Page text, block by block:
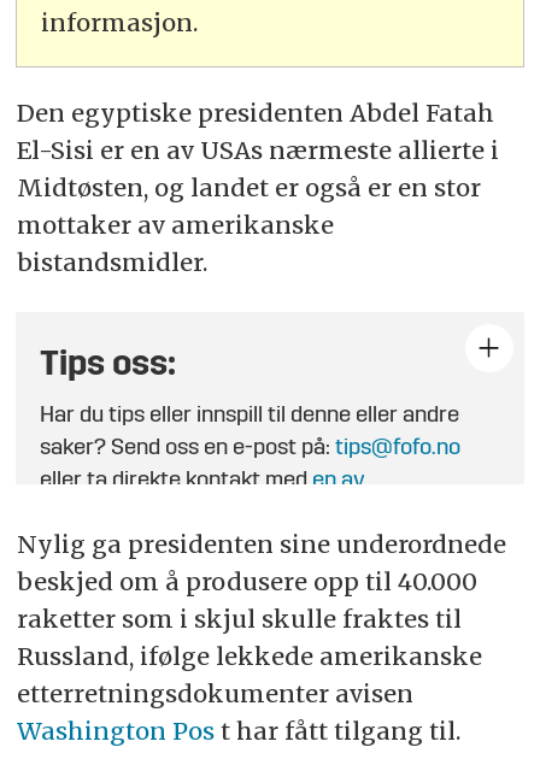
informasjon.
Den egyptiske presidenten Abdel Fatah
El-Sisi er en av USAs nærmeste allierte i
Midtøsten, og landet er også er en stor
mottaker av amerikanske
bistandsmidler.
Tips oss:
Har du tips eller innspill til denne eller andre
saker? Send oss en e-post på:tips@fofo.no
eller ta direkte kontakt med en av
Nylig ga presidenten sine underordnede
beskjed om å produsere opp til 40.000
raketter som i skjul skulle fraktes til
Russland, ifølge lekkede amerikanske
etterretningsdokumenter avisen
Washington Post har fått tilgang til.